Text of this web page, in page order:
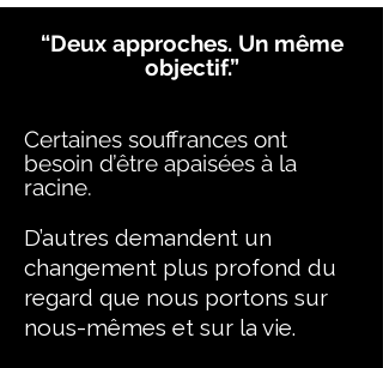
“Deux approches. Un même
objectif.”
Certaines souffrances ont
besoin d’être apaisées à la
racine.
D’autres demandent un
changement plus profond du
regard que nous portons sur
nous-mêmes et sur la vie.